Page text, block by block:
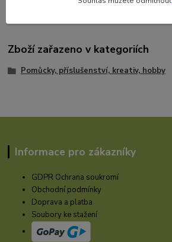
Zboží zařazeno v kategoriích
Pomůcky, příslušenství, kreativ, hobby
Informace pro zákazníky
GDPR Ochrana soukromí
Obchodní podmínky
Doprava a platba
Soubory ke stažení